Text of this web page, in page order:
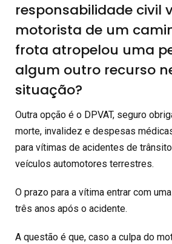
responsabilidade civil
motorista de um
frota atropelou uma
algum outro recurso
situação?
Outra opção é o DPVAT, seguro
morte, invalidez e despesas
para vítimas de acidentes de
veículos automotores terrestres.
O prazo para a vítima entrar com
três anos após o acidente.
A questão é que, caso a culpa do